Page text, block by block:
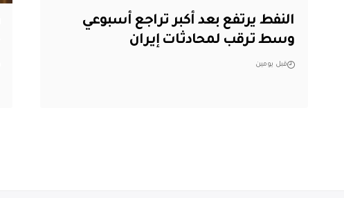
النفط يرتفع بعد أكبر تراجع أسبوعي
وسط ترقب لمحادثات إيران
قبل يومين